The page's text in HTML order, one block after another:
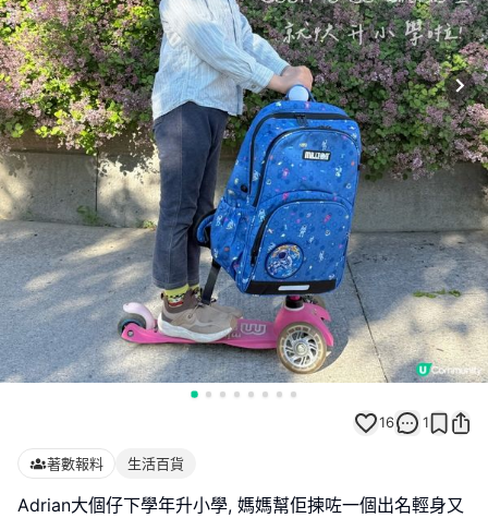
16 1
著數報料 生活百貨
Adrian大個仔下學年升小學, 媽媽幫佢揀咗一個出名輕身又